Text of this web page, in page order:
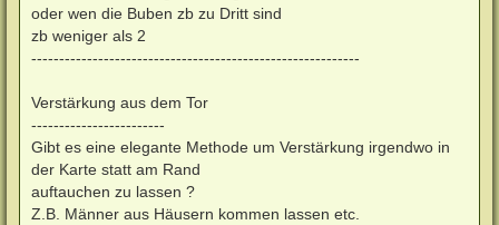
oder wen die Buben zb zu Dritt sind
zb weniger als 2
-----------------------------------------------------------
Verstärkung aus dem Tor
------------------------
Gibt es eine elegante Methode um Verstärkung irgendwo in
der Karte statt am Rand
auftauchen zu lassen ?
Z.B. Männer aus Häusern kommen lassen etc.